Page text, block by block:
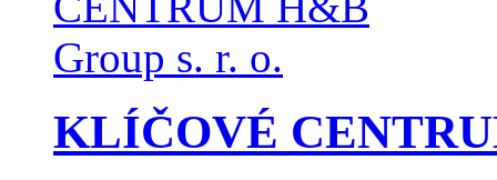
KLÍČOVÉ